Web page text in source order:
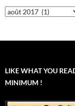
Archives
LIKE WHAT YOU
MINIMUM !